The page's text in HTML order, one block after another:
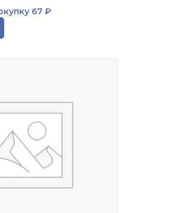
67 ₽